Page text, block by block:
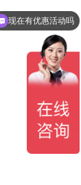
现在有优惠活动吗